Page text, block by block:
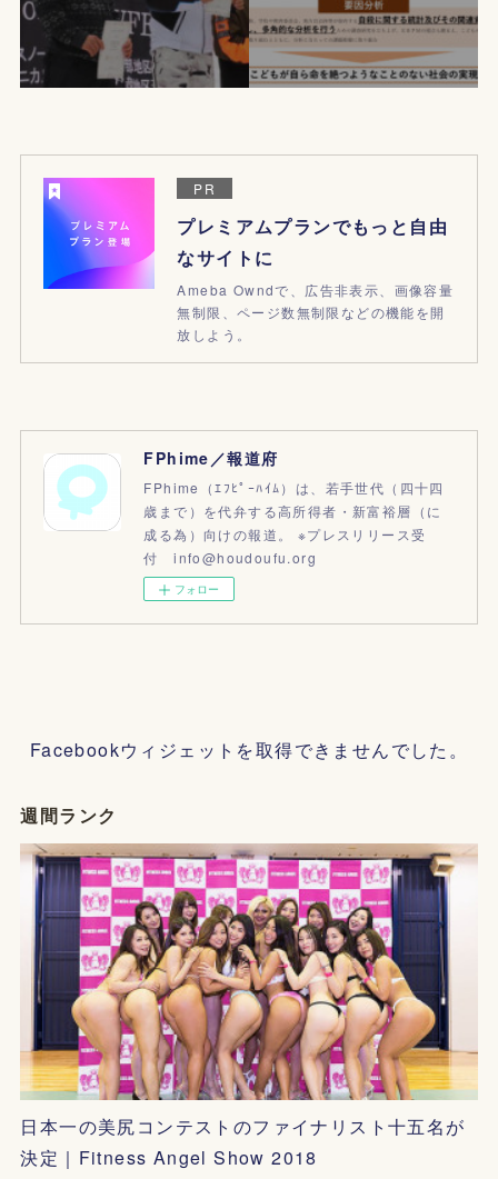
PR
プレミアムプランでもっと自由
なサイトに
Ameba Owndで、広告非表示、画像容量
無制限、ページ数無制限などの機能を開
放しよう。
FPhime／報道府
FPhime（ｴﾌﾋﾟｰﾊｲﾑ）は、若手世代（四十四
歳まで）を代弁する高所得者・新富裕層（に
成る為）向けの報道。 ※プレスリリース受
付 info@houdoufu.org
フォロー
Facebookウィジェットを取得できませんでした。
週間ランク
日本一の美尻コンテストのファイナリスト十五名が
決定｜Fitness Angel Show 2018